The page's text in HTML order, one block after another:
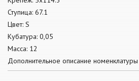
Ступица: 67.1
Цвет: S
Кубатура: 0,05
Масса: 12
Дополнительное описание